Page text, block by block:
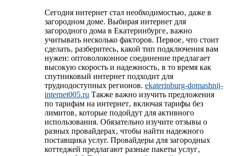
Сегодня интернет стал необходимостью‚ даже в
загородном доме. Выбирая интернет для
загородного дома в Екатеринбурге‚ важно
учитывать несколько факторов. Первое‚ что стоит
сделать‚ разберитесь‚ какой тип подключения вам
нужен: оптоволоконное соединение предлагает
высокую скорость и надежность‚ в то время как
спутниковый интернет подходит для
труднодоступных регионов. ekaterinburg-domashnij-
internet005.ru Также важно изучить предложения
по тарифам на интернет‚ включая тарифы без
лимитов‚ которые подойдут для активного
использования. Обязательно изучите отзывы о
разных провайдерах‚ чтобы найти надежного
поставщика услуг. Провайдеры для загородных
коттеджей предлагают разные пакеты услуг‚